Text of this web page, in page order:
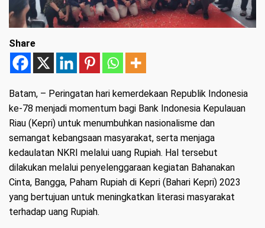
Share
Batam, – Peringatan hari kemerdekaan Republik Indonesia
ke-78 menjadi momentum bagi Bank Indonesia Kepulauan
Riau (Kepri) untuk menumbuhkan nasionalisme dan
semangat kebangsaan masyarakat, serta menjaga
kedaulatan NKRI melalui uang Rupiah. Hal tersebut
dilakukan melalui penyelenggaraan kegiatan Bahanakan
Cinta, Bangga, Paham Rupiah di Kepri (Bahari Kepri) 2023
yang bertujuan untuk meningkatkan literasi masyarakat
terhadap uang Rupiah.